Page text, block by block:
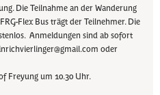
Die Teilnahme an der Wanderung
Flex Bus trägt der Teilnehmer. Die
Anmeldungen sind ab sofort
oder
Freyung um 10.30 Uhr.